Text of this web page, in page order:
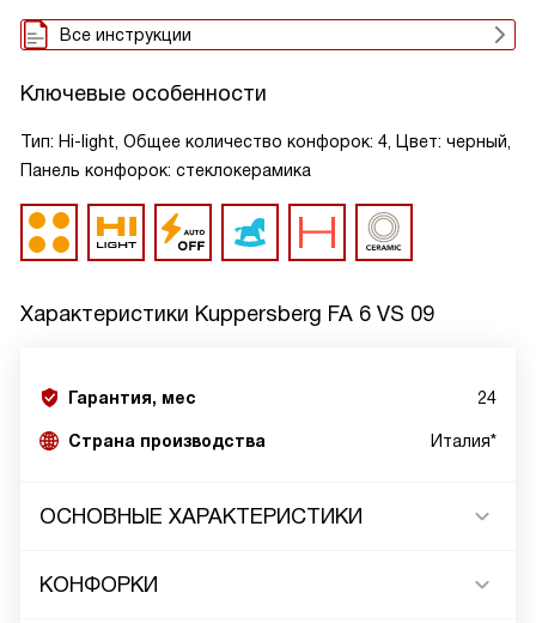
Все инструкции
Ключевые особенности
Тип: Hi-light, Общее количество конфорок: 4, Цвет: черный,
Панель конфорок: стеклокерамика
Характеристики Kuppersberg FA 6 VS 09
Гарантия, мес 24
Страна производства Италия*
ОСНОВНЫЕ ХАРАКТЕРИСТИКИ
КОНФОРКИ